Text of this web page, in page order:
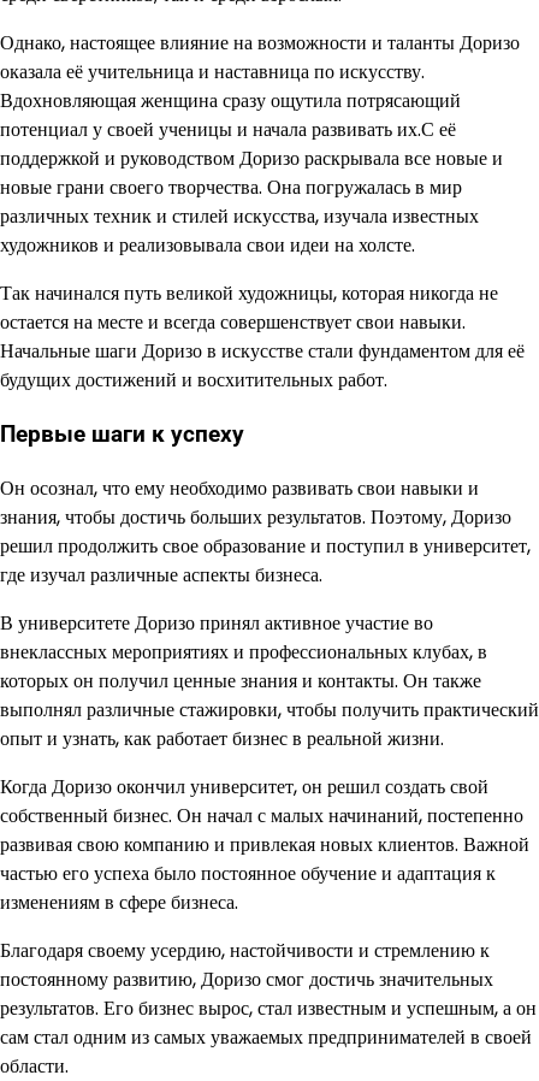
Однако, настоящее влияние на возможности и таланты Доризо
оказала её учительница и наставница по искусству.
Вдохновляющая женщина сразу ощутила потрясающий
потенциал у своей ученицы и начала развивать их.С её
поддержкой и руководством Доризо раскрывала все новые и
новые грани своего творчества. Она погружалась в мир
различных техник и стилей искусства, изучала известных
художников и реализовывала свои идеи на холсте.
Так начинался путь великой художницы, которая никогда не
остается на месте и всегда совершенствует свои навыки.
Начальные шаги Доризо в искусстве стали фундаментом для её
будущих достижений и восхитительных работ.
Первые шаги к успеху
Он осознал, что ему необходимо развивать свои навыки и
знания, чтобы достичь больших результатов. Поэтому, Доризо
решил продолжить свое образование и поступил в университет,
где изучал различные аспекты бизнеса.
В университете Доризо принял активное участие во
внеклассных мероприятиях и профессиональных клубах, в
которых он получил ценные знания и контакты. Он также
выполнял различные стажировки, чтобы получить практический
опыт и узнать, как работает бизнес в реальной жизни.
Когда Доризо окончил университет, он решил создать свой
собственный бизнес. Он начал с малых начинаний, постепенно
развивая свою компанию и привлекая новых клиентов. Важной
частью его успеха было постоянное обучение и адаптация к
изменениям в сфере бизнеса.
Благодаря своему усердию, настойчивости и стремлению к
постоянному развитию, Доризо смог достичь значительных
результатов. Его бизнес вырос, стал известным и успешным, а он
сам стал одним из самых уважаемых предпринимателей в своей
области.